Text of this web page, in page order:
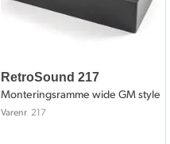
RetroSound 217
Monteringsramme wide GM style
Varenr 217